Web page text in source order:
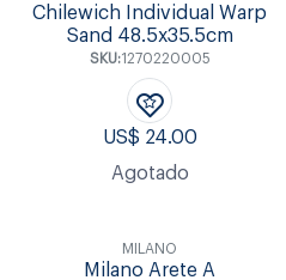
Chilewich Individual Warp
Sand 48.5x35.5cm
SKU:1270220005
US$ 24.00
Agotado
MILANO
Milano Arete A